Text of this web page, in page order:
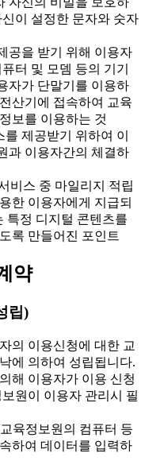
이 설정한 문자와 숫자
공을 받기 위해 이용자
터 및 모뎀 등의 기기
자가 단말기를 이용하
산기에 접속하여 교육
보를 이용하는 것
제공받기 위하여 이
과 이용자간의 체결하
비스 중 마일리지 적립
한 이용자에게 지급되
특정 디지털 콘텐츠를
록 만들어진 포인트
약
립)
의 이용신청에 대한 교
에 의하여 성립됩니다.
해 이용자가 이용 신청
원이 이용자 관리시 필
육정보원의 컴퓨터 등
하여 데이터를 입력하